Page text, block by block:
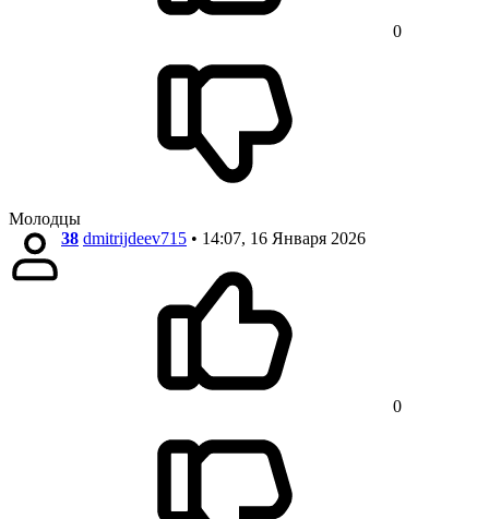
0
Молодцы
38 dmitrijdeev715 • 14:07, 16 Января 2026
0